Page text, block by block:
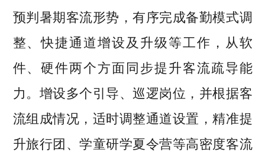
预判暑期客流形势，有序完成备勤模式调
整、快捷通道增设及升级等工作，从软
件、硬件两个方面同步提升客流疏导能
力。增设多个引导、巡逻岗位，并根据客
流组成情况，适时调整通道设置，精准提
升旅行团、学童研学夏令营等高密度客流